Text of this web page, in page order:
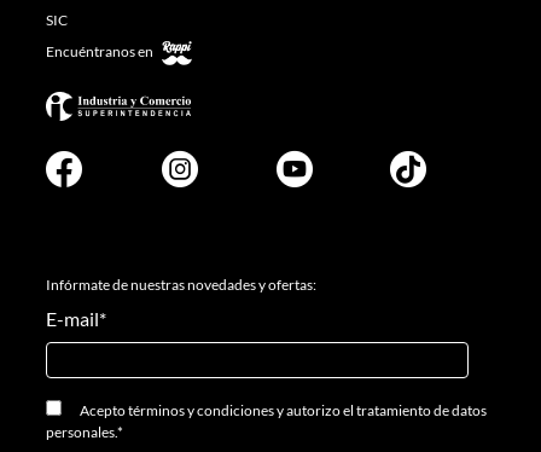
SIC
Encuéntranos en
Infórmate de nuestras novedades y ofertas:
E-mail*
Aceptotérminos y condicionesyautorizo el tratamiento de datos
personales.*